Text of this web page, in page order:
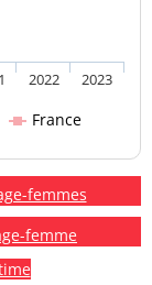
France
2022 2023
femmes
femme